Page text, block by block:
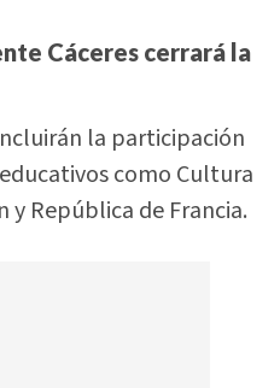
Cáceres cerrará la
la participación
como Cultura
y República de Francia.